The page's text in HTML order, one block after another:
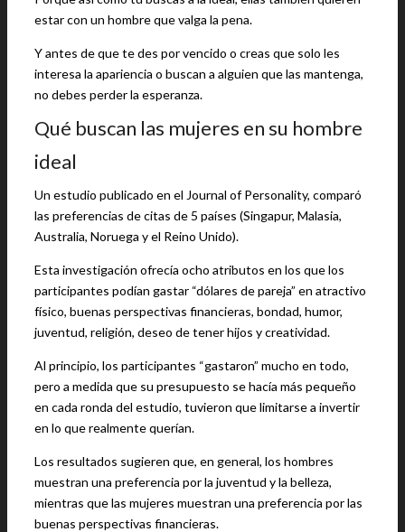
estar con un hombre que valga la pena.
Y antes de que te des por vencido o creas que solo les
interesa la apariencia o buscan a alguien que las mantenga,
no debes perder la esperanza.
Qué buscan las mujeres en su hombre
ideal
Un estudio publicado en el Journal of Personality, comparó
las preferencias de citas de 5 países (Singapur, Malasia,
Australia, Noruega y el Reino Unido).
Esta investigación ofrecía ocho atributos en los que los
participantes podían gastar “dólares de pareja” en atractivo
físico, buenas perspectivas financieras, bondad, humor,
juventud, religión, deseo de tener hijos y creatividad.
Al principio, los participantes “gastaron” mucho en todo,
pero a medida que su presupuesto se hacía más pequeño
en cada ronda del estudio, tuvieron que limitarse a invertir
en lo que realmente querían.
Los resultados sugieren que, en general, los hombres
muestran una preferencia por la juventud y la belleza,
mientras que las mujeres muestran una preferencia por las
buenas perspectivas financieras.